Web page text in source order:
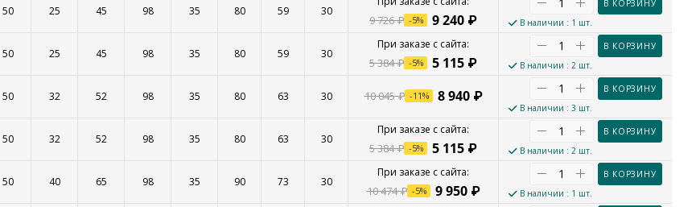
50 25 45 98 35 80 59 30
9 240 ₽
9 726₽ -5%
В КОРЗИНУ
В наличии : 1 шт.
50 25 45 98 35 80 59 30
5 115 ₽
5 384₽ -5%
В КОРЗИНУ
В наличии : 2 шт.
50 32 52 98 35 80 63 30 8 940₽
10 045₽ -11%
В КОРЗИНУ
В наличии : 3 шт.
50 32 52 98 35 80 63 30
5 115 ₽
5 384₽ -5%
В КОРЗИНУ
В наличии : 2 шт.
50 40 65 98 35 90 73 30
9 950₽
10 474₽ -5%
В КОРЗИНУ
В наличии : 1 шт.